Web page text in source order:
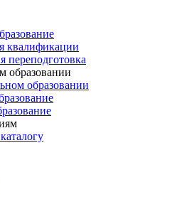
квалификации
переподготовка
образовании
образовании